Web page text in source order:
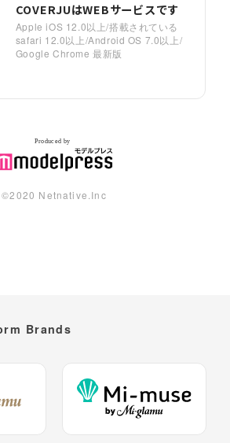
COVERJUはWEBサービスです
Apple iOS 12.0以上/搭載されている
safari 12.0以上/Android OS 7.0以上/
Google Chrome 最新版
©︎2020 Netnative.Inc
Brands